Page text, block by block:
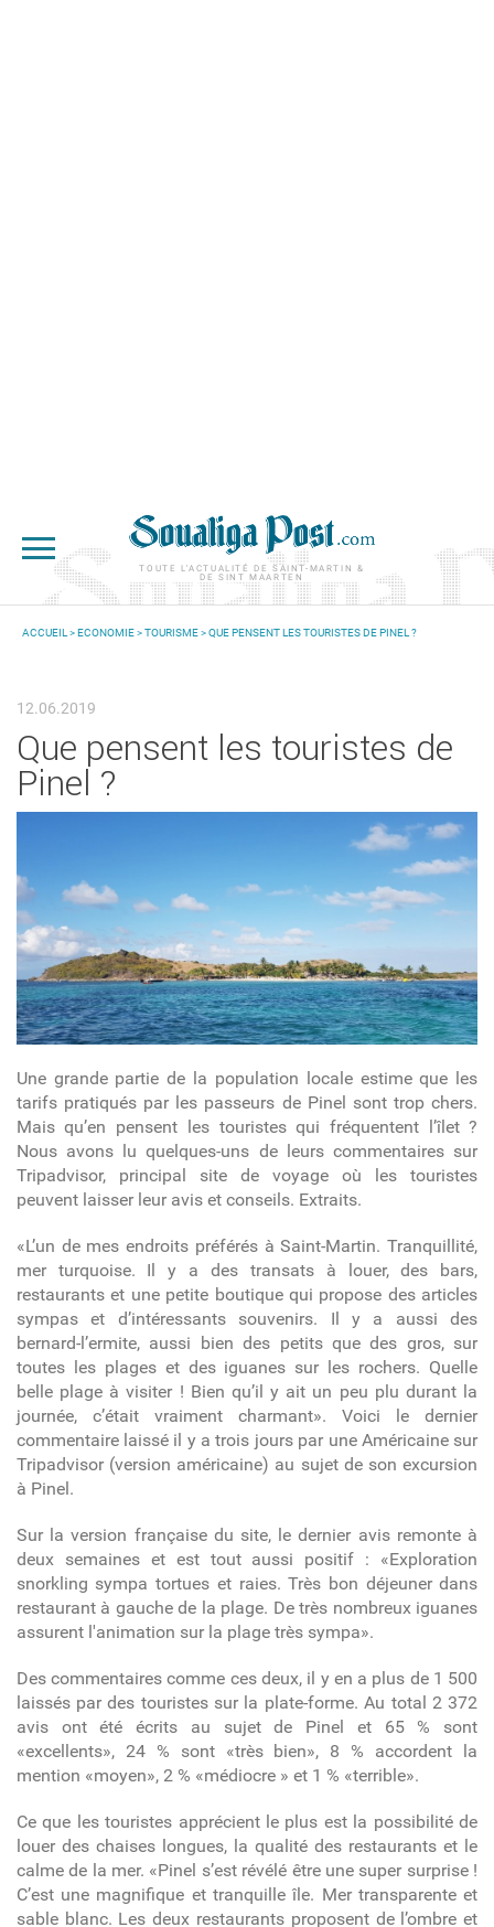
TOUTE L'ACTUALITÉ DE SAINT-MARTIN &
DE SINT MAARTEN
ACCUEIL >ECONOMIE>TOURISME> QUE PENSENT LES TOURISTES DE PINEL ?
12.06.2019
Que pensent les touristes de
Pinel ?
Une grande partie de la population locale estime que les
tarifs pratiqués par les passeurs de Pinel sont trop chers.
Mais qu’en pensent les touristes qui fréquentent l’îlet ?
Nous avons lu quelques-uns de leurs commentaires sur
Tripadvisor, principal site de voyage où les touristes
peuvent laisser leur avis et conseils. Extraits.
«L’un de mes endroits préférés à Saint-Martin. Tranquillité,
mer turquoise. Il y a des transats à louer, des bars,
restaurants et une petite boutique qui propose des articles
sympas et d’intéressants souvenirs. Il y a aussi des
bernard-l’ermite, aussi bien des petits que des gros, sur
toutes les plages et des iguanes sur les rochers. Quelle
belle plage à visiter ! Bien qu’il y ait un peu plu durant la
journée, c’était vraiment charmant». Voici le dernier
commentaire laissé il y a trois jours par une Américaine sur
Tripadvisor (version américaine) au sujet de son excursion
à Pinel.
Sur la version française du site, le dernier avis remonte à
deux semaines et est tout aussi positif : «Exploration
snorkling sympa tortues et raies. Très bon déjeuner dans
restaurant à gauche de la plage. De très nombreux iguanes
assurent l'animation sur la plage très sympa».
Des commentaires comme ces deux, il y en a plus de 1 500
laissés par des touristes sur la plate-forme. Au total 2 372
avis ont été écrits au sujet de Pinel et 65 % sont
«excellents», 24 % sont «très bien», 8 % accordent la
mention «moyen», 2 % «médiocre » et 1 % «terrible».
Ce que les touristes apprécient le plus est la possibilité de
louer des chaises longues, la qualité des restaurants et le
calme de la mer. «Pinel s’est révélé être une super surprise !
C’est une magnifique et tranquille île. Mer transparente et
sable blanc. Les deux restaurants proposent de l’ombre et